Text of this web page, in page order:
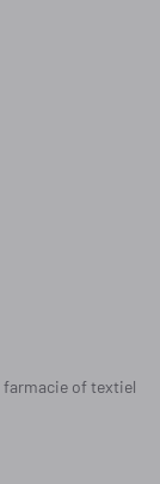
farmacie oftextiel